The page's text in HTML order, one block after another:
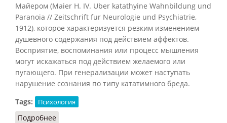
Майером (Maier Н. IV. Uber katathyine Wahnbildung und
Paranoia // Zeitschrift fur Neurologie und Psychiatrie,
1912), которое характеризуется резким изменением
душевного содержания под действием аффектов.
Восприятие, воспоминания или процесс мышления
могут искажаться под действием желаемого или
пугающего. При генерализации может наступать
нарушение сознания по типу кататимного бреда.
Tags:
Психология
Подробнее